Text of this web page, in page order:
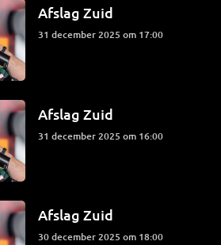
Afslag Zuid
31 december 2025 om 17:00
Afslag Zuid
31 december 2025 om 16:00
Afslag Zuid
30 december 2025 om 18:00